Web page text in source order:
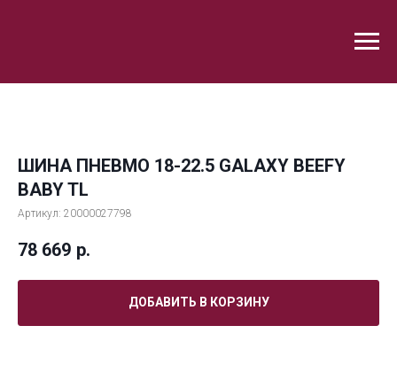
ШИНА ПНЕВМО 18-22.5 GALAXY BEEFY
BABY TL
Артикул: 20000027798
78 669 р.
ДОБАВИТЬ В КОРЗИНУ